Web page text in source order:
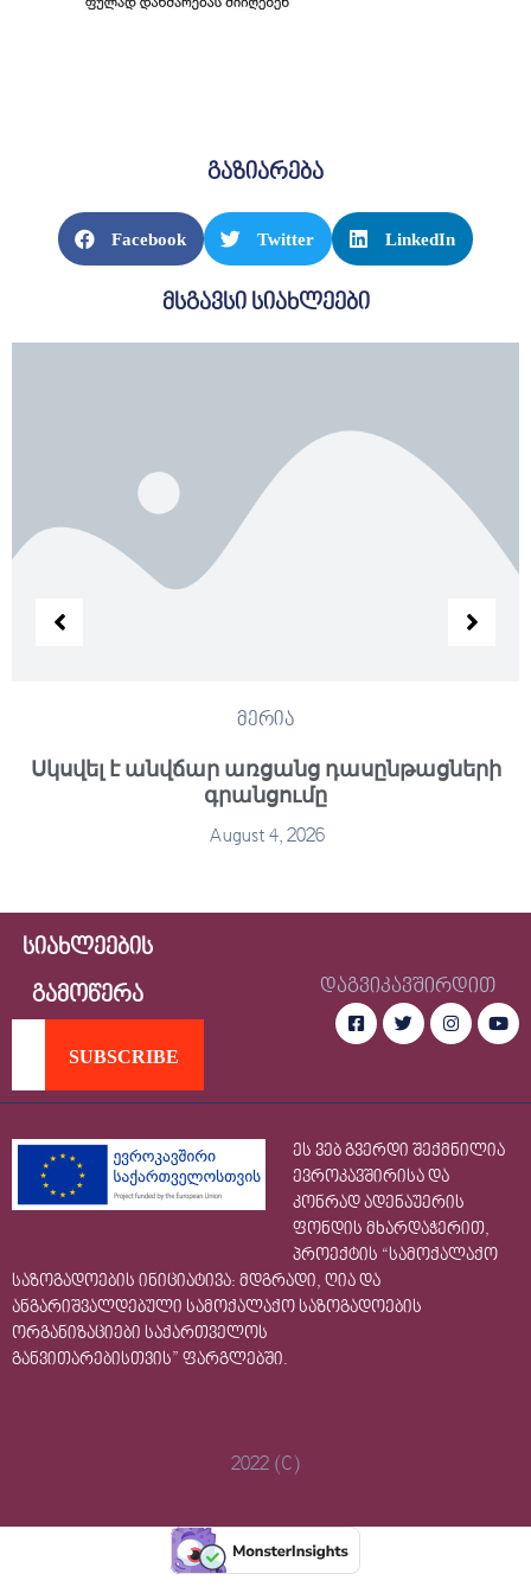
გაზიარება
Facebook Twitter LinkedIn
მსგავსი სიახლეები
მერია
Սկսվել է անվճար առցանց դասընթացների
գրանցումը
August 4, 2026
სიახლეების
გამოწერა
დაგვიკავშირდით
ეს ვებ გვერდი შექმნილია
ევროკავშირისა და
კონრად ადენაუერის
ფონდის მხარდაჭერით,
პროექტის “სამოქალაქო
საზოგადოების ინიციატივა: მდგრადი, ღია და
ანგარიშვალდებული სამოქალაქო საზოგადოების
ორგანიზაციები საქართველოს
განვითარებისთვის” ფარგლებში.
2022 (C)